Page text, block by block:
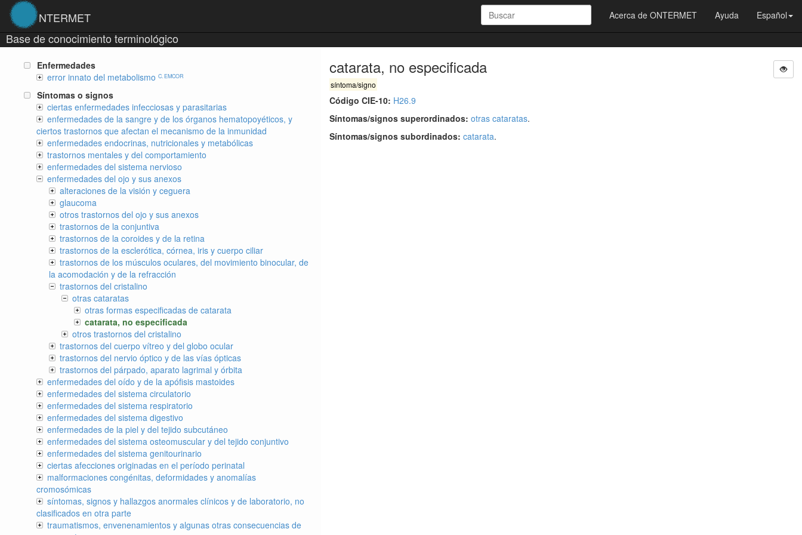
NTERMET Acerca de ONTERMET Ayuda Español
Base de conocimiento terminológico
catarata, no especificada
síntoma/signo
Código CIE-10: H26.9
Síntomas/signos superordinados: otras cataratas.
Síntomas/signos subordinados: catarata.
Enfermedades
error innato del metabolismo C. EMCOR
Síntomas o signos
ciertas enfermedades infecciosas y parasitarias
enfermedades de la sangre y de los órganos hematopoyéticos, y
ciertos trastornos que afectan el mecanismo de la inmunidad
enfermedades endocrinas, nutricionales y metabólicas
trastornos mentales y del comportamiento
enfermedades del sistema nervioso
enfermedades del ojo y sus anexos
alteraciones de la visión y ceguera
glaucoma
otros trastornos del ojo y sus anexos
trastornos de la conjuntiva
trastornos de la coroides y de la retina
trastornos de la esclerótica, córnea, iris y cuerpo ciliar
trastornos de los músculos oculares, del movimiento binocular, de
la acomodación y de la refracción
trastornos del cristalino
otras cataratas
otras formas especificadas de catarata
catarata, no especificada
otros trastornos del cristalino
trastornos del cuerpo vítreo y del globo ocular
trastornos del nervio óptico y de las vías ópticas
trastornos del párpado, aparato lagrimal y órbita
enfermedades del oído y de la apófisis mastoides
enfermedades del sistema circulatorio
enfermedades del sistema respiratorio
enfermedades del sistema digestivo
enfermedades de la piel y del tejido subcutáneo
enfermedades del sistema osteomuscular y del tejido conjuntivo
enfermedades del sistema genitourinario
ciertas afecciones originadas en el período perinatal
malformaciones congénitas, deformidades y anomalías
cromosómicas
síntomas, signos y hallazgos anormales clínicos y de laboratorio, no
clasificados en otra parte
traumatismos, envenenamientos y algunas otras consecuencias de